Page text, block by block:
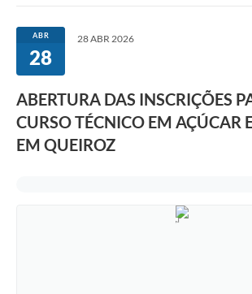
ABR
28
28 ABR 2026
ABERTURA DAS INSCRIÇÕES
CURSO TÉCNICO EM AÇÚCAR
EM QUEIROZ